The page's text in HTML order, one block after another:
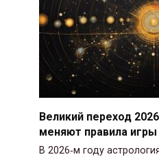
Великий переход
меняют правила игры
В 2026‑м году